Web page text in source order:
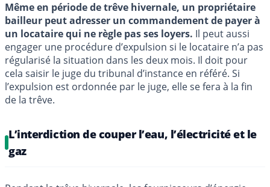
Même en période de trêve hivernale, un propriétaire
bailleur peut adresser un commandement de payer à
un locataire qui ne règle pas ses loyers. Il peut aussi
engager une procédure d’expulsion si le locataire n’a pas
régularisé la situation dans les deux mois. Il doit pour
cela saisir le juge du tribunal d’instance en référé. Si
l’expulsion est ordonnée par le juge, elle se fera à la fin
de la trêve.
L’interdiction de couper l’eau, l’électricité et le
gaz